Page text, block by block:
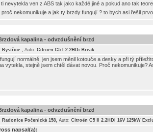
ti nevytekla ven z ABS tak jako každé jiné a pokud ano tak
proč nekomunikuje a jak ty brzdy fungují ? to bych asi řešil
kapalina - odvzdušnění brzd
Bystřice Auto: Citroën C5 I 2.2HDi Break
normálně, jen jsem měnil kotouče a desky a při tý
vytekla, stejně jsem chtěl dávat novou. Proč nekomunikuje?
kapalina - odvzdušnění brzd
Radonice Počenická 158 Auto: Citroën C5 II 2.2HDi 16V 125kW
napsal(a):